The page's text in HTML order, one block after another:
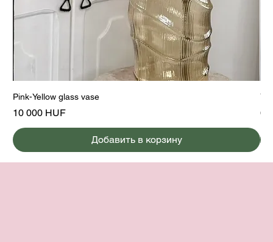
Pink-Yellow glass vase
Цена
10 000 HUF
Добавить в корзину
6